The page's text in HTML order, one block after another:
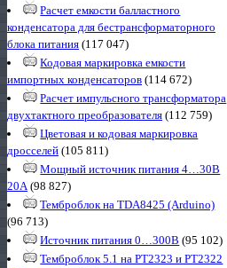
Расчет емкости балластного
конденсатора для бестрансформаторного
блока питания (117 047)
Кодовая маркировка емкости
импортных конденсаторов (114 672)
Расчет импульсного трансформатора
двухтактного преобразователя (112 759)
Цветовая и кодовая маркировка
дросселей (105 811)
Мощный источник питания 4…30В
20А(98 827)
Темброблок на TDA8425 (Arduino)
(96 713)
Источник питания 0…300В (95 102)
Темброблок 5.1 на PT2323 и PT2322